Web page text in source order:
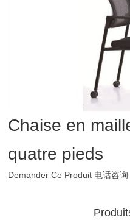
Chaise en
quatre pieds
Demander Ce Produit 电话咨